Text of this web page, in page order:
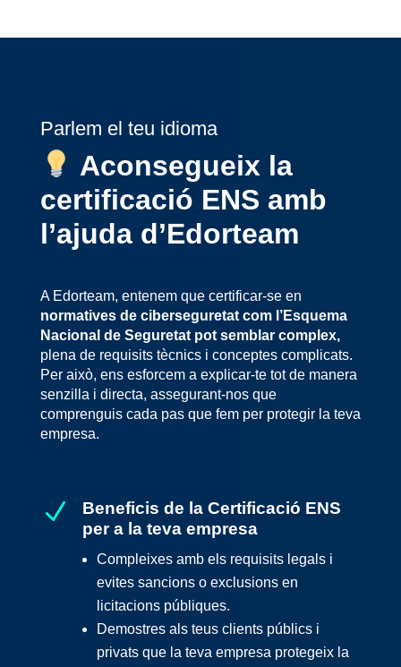
Parlem el teu idioma
Aconsegueix la
certificació ENS amb
l’ajuda d’Edorteam
A Edorteam, entenem que certificar-se en
normatives de ciberseguretat com l’Esquema
Nacional de Seguretat pot semblar complex,
plena de requisits tècnics i conceptes complicats.
Per això, ens esforcem a explicar-te tot de manera
senzilla i directa, assegurant-nos que
comprenguis cada pas que fem per protegir la teva
empresa.
N
Beneficis de la Certificació ENS
per a la teva empresa
Compleixes amb els requisits legals i
evites sancions o exclusions en
licitacions públiques.
Demostres als teus clients públics i
privats que la teva empresa protegeix la